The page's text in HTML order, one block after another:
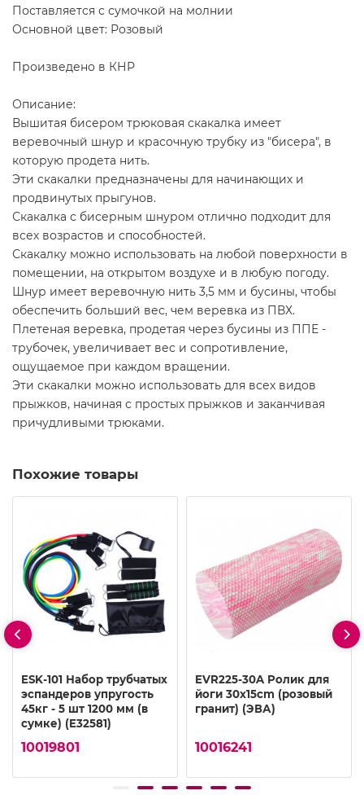
Поставляется с сумочкой на молнии
Основной цвет: Розовый
Произведено в КНР
Описание:
Вышитая бисером трюковая скакалка имеет
веревочный шнур и красочную трубку из "бисера", в
которую продета нить.
Эти скакалки предназначены для начинающих и
продвинутых прыгунов.
Скакалка с бисерным шнуром отлично подходит для
всех возрастов и способностей.
Скакалку можно использовать на любой поверхности в
помещении, на открытом воздухе и в любую погоду.
Шнур имеет веревочную нить 3,5 мм и бусины, чтобы
обеспечить больший вес, чем веревка из ПВХ.
Плетеная веревка, продетая через бусины из ППЕ -
трубочек, увеличивает вес и сопротивление,
ощущаемое при каждом вращении.
Эти скакалки можно использовать для всех видов
прыжков, начиная с простых прыжков и заканчивая
причудливыми трюками.
Похожие товары
ESK-101 Набор трубчатых
эспандеров упругость
45кг - 5 шт 1200 мм (в
сумке) (E32581)
10019801
EVR225-30A Ролик для
йоги 30x15cm (розовый
гранит) (ЭВА)
10016241